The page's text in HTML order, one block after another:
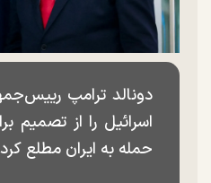
دونالد ترامپ
اسرائیل را از تصمیم
حمله به ایران مطلع